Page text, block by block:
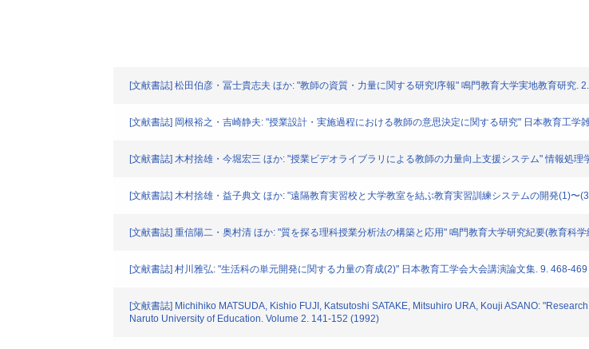
[文献書誌] 松田伯彦・冨士貴志夫 ほか: "教師の資質・力量に関する研究I序報" 鳴門教育大学実地教育研究.
[文献書誌] 岡根裕之・吉崎静夫: "授業設計・実施過程における教師の意思決定に関する研究" 日本教育工学
[文献書誌] 木村捨雄・今堀宏三 ほか: "授業ビデオライブラリによる教師の力量向上支援システム" 情報処
[文献書誌] 木村捨雄・益子典文 ほか: "遠隔教育実習校と大学教室を結ぶ教育実習訓練システムの開発(1)〜
[文献書誌] 重信陽二・奥村清 ほか: "質を探る理科授業分析法の構築と応用" 鳴門教育大学研究紀要(教育科
[文献書誌] 村川雅弘: "生活科の単元開発に関する力量の育成(2)" 日本教育工学会大会講演論文集. 9. 468-
[文献書誌] Michihiko MATSUDA, Kishio FUJI, Katsutoshi SATAKE, Mitsuhiro URA, Kouji ASANO:
Naruto University of Education. Volume 2. 141-152 (1992)